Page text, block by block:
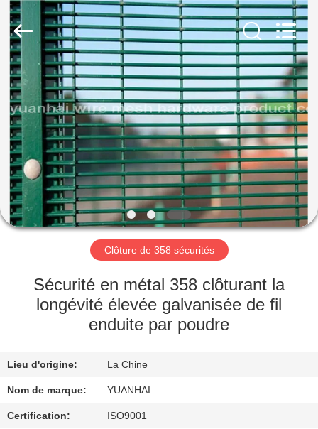
MAISON
PRODUITS
VR
SHOW
AU
NOUS
D'USINE
CONTRÔLE
Anping
yuanhai
wire
mesh
products
Co.,
Ltd.
Rights
Reserved.
Clôture de 358 sécurités
Sécurité en métal 358 clôturant la
longévité élevée galvanisée de fil
enduite par poudre
Lieu d'origine: La Chine
Nom de marque: YUANHAI
Certification: ISO9001